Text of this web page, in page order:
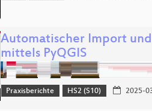
Automatischer Import
mittels PyQGIS
Praxisberichte HS2 (S10) 2025-